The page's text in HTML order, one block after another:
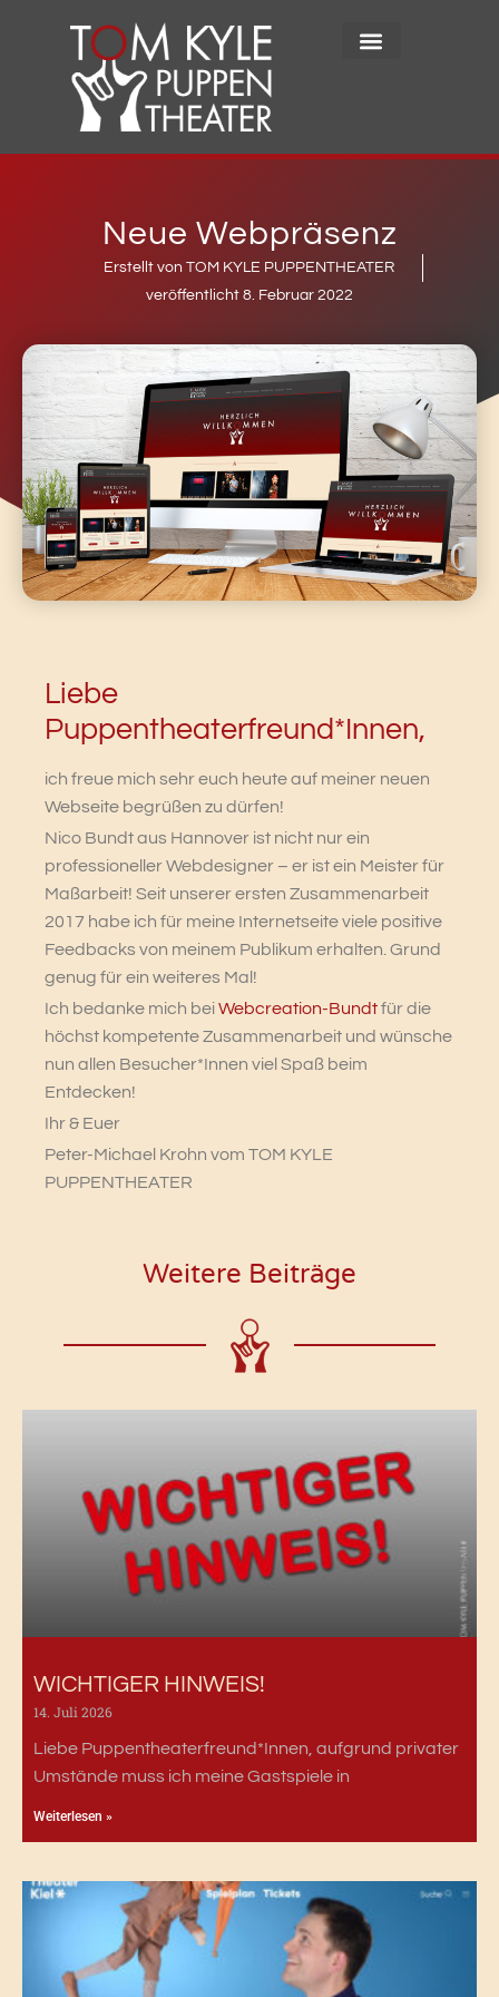
Neue Webpräsenz
Erstellt von TOM KYLE PUPPENTHEATER
veröffentlicht 8. Februar 2022
Liebe
Puppentheaterfreund*Innen,
ich freue mich sehr euch heute auf meiner neuen
Webseite begrüßen zu dürfen!
Nico Bundt aus Hannover ist nicht nur ein
professioneller Webdesigner – er ist ein Meister für
Maßarbeit! Seit unserer ersten Zusammenarbeit
2017 habe ich für meine Internetseite viele positive
Feedbacks von meinem Publikum erhalten. Grund
genug für ein weiteres Mal!
Ich bedanke mich beiWebcreation-Bundtfür die
höchst kompetente Zusammenarbeit und wünsche
nun allen Besucher*Innen viel Spaß beim
Entdecken!
Ihr & Euer
Peter-Michael Krohn vom TOM KYLE
PUPPENTHEATER
Weitere Beiträge
WICHTIGER HINWEIS!
14. Juli 2026
Liebe Puppentheaterfreund*Innen, aufgrund privater
Umstände muss ich meine Gastspiele in
Weiterlesen »